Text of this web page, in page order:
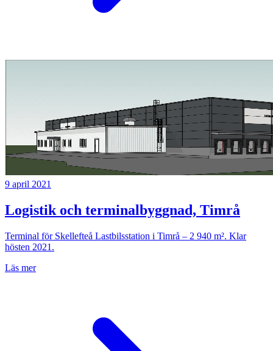
9 april 2021
Logistik och terminalbyggnad, Timrå
Terminal för Skellefteå Lastbilsstation i Timrå – 2 940 m². Klar
hösten 2021.
Läs mer